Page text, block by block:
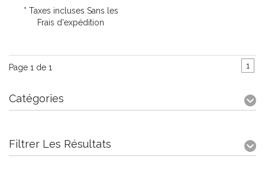
* Taxes incluses Sans les
Frais d'expédition
Page 1 de 1 1
Catégories
Filtrer Les Résultats